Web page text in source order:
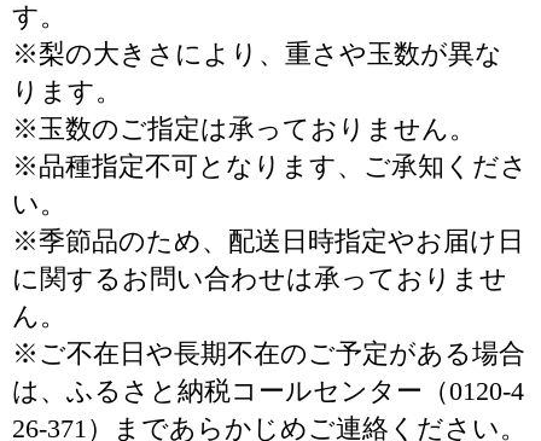
す。
※梨の大きさにより、重さや玉数が異な
ります。
※玉数のご指定は承っておりません。
※品種指定不可となります、ご承知くださ
い。
※季節品のため、配送日時指定やお届け日
に関するお問い合わせは承っておりませ
ん。
※ご不在日や長期不在のご予定がある場合
は、ふるさと納税コールセンター（0120-4
26-371）まであらかじめご連絡ください。